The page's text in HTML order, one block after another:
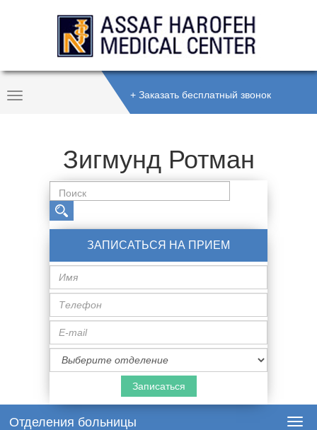
Toggle
+ Заказать бесплатный звонок
Зигмунд Ротман
ЗАПИСАТЬСЯ НА ПРИЕМ
Имя
Телефон
Специализация
Отделения больницы